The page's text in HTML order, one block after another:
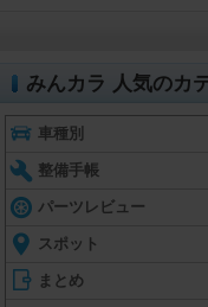
みんカラ 人気のカ
車種別
整備手帳
パーツレビュー
スポット
まとめ